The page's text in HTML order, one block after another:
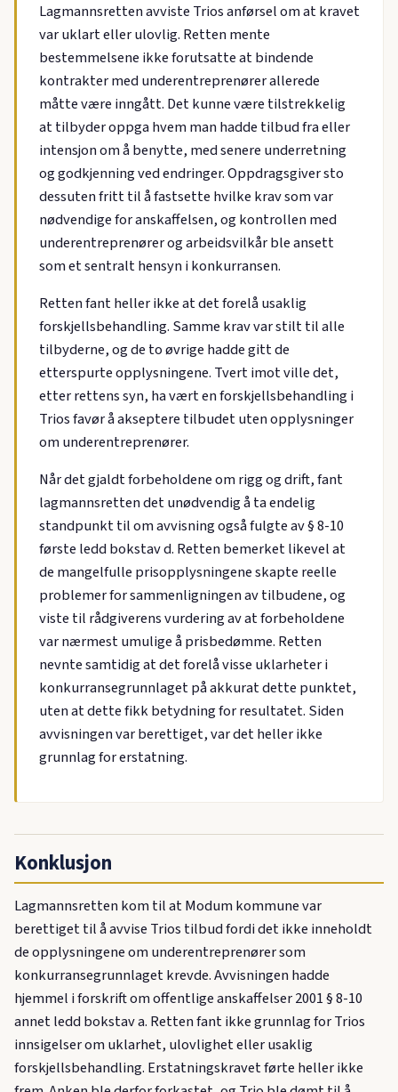
Lagmannsretten avviste Trios anførsel om at kravet
var uklart eller ulovlig. Retten mente
bestemmelsene ikke forutsatte at bindende
kontrakter med underentreprenører allerede
måtte være inngått. Det kunne være tilstrekkelig
at tilbyder oppga hvem man hadde tilbud fra eller
intensjon om å benytte, med senere underretning
og godkjenning ved endringer. Oppdragsgiver sto
dessuten fritt til å fastsette hvilke krav som var
nødvendige for anskaffelsen, og kontrollen med
underentreprenører og arbeidsvilkår ble ansett
som et sentralt hensyn i konkurransen.
Retten fant heller ikke at det forelå usaklig
forskjellsbehandling. Samme krav var stilt til alle
tilbyderne, og de to øvrige hadde gitt de
etterspurte opplysningene. Tvert imot ville det,
etter rettens syn, ha vært en forskjellsbehandling i
Trios favør å akseptere tilbudet uten opplysninger
om underentreprenører.
Når det gjaldt forbeholdene om rigg og drift, fant
lagmannsretten det unødvendig å ta endelig
standpunkt til om avvisning også fulgte av § 8-10
første ledd bokstav d. Retten bemerket likevel at
de mangelfulle prisopplysningene skapte reelle
problemer for sammenligningen av tilbudene, og
viste til rådgiverens vurdering av at forbeholdene
var nærmest umulige å prisbedømme. Retten
nevnte samtidig at det forelå visse uklarheter i
konkurransegrunnlaget på akkurat dette punktet,
uten at dette fikk betydning for resultatet. Siden
avvisningen var berettiget, var det heller ikke
grunnlag for erstatning.
Konklusjon
Lagmannsretten kom til at Modum kommune var
berettiget til å avvise Trios tilbud fordi det ikke inneholdt
de opplysningene om underentreprenører som
konkurransegrunnlaget krevde. Avvisningen hadde
hjemmel i forskrift om offentlige anskaffelser 2001 § 8-10
annet ledd bokstav a. Retten fant ikke grunnlag for Trios
innsigelser om uklarhet, ulovlighet eller usaklig
forskjellsbehandling. Erstatningskravet førte heller ikke